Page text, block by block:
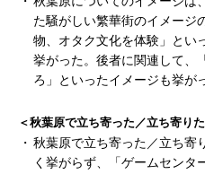
た騒がしい繁華街のイメージ
物、オタク文化を体験」とい
挙がった。後者に関連して、
ろ」といったイメージも挙が
＜秋葉原で立ち寄った／立ち寄り
・ 秋葉原で立ち寄った／立ち寄
く挙がらず、「ゲームセンタ